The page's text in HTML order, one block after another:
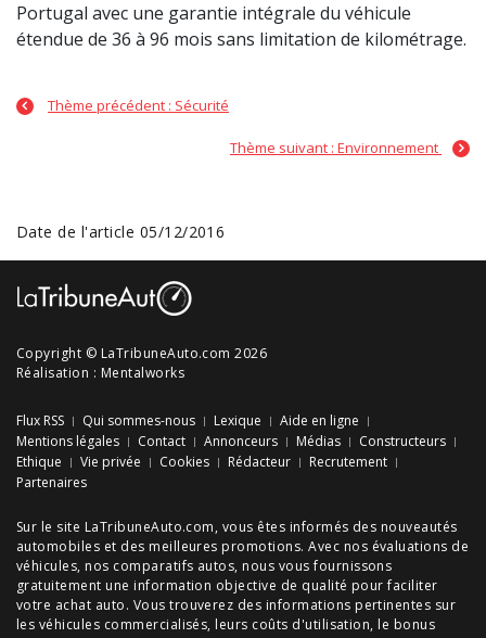
Portugal avec une garantie intégrale du véhicule
étendue de 36 à 96 mois sans limitation de kilométrage.
Thème précédent : Sécurité
Thème suivant : Environnement
Date de l'article 05/12/2016
Copyright © LaTribuneAuto.com 2026
Réalisation : Mentalworks
Flux RSS Qui sommes-nous Lexique
Aide en ligne
Mentions légales
Contact Annonceurs Médias
Constructeurs
Ethique
Vie privée Cookies Rédacteur
Recrutement
Partenaires
Sur le site LaTribuneAuto.com, vous êtes informés des nouveautés
automobiles et des meilleures promotions. Avec nos évaluations de
véhicules, nos comparatifs autos, nous vous fournissons
gratuitement une information objective de qualité pour faciliter
votre achat auto. Vous trouverez des informations pertinentes sur
les véhicules commercialisés, leurs coûts d'utilisation, le bonus